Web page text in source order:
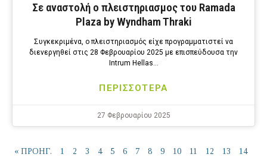
Σε αναστολή o πλειστηριασμος του Ramada
Plaza by Wyndham Thraki
Συγκεκριμένα, ο πλειστηριασμός είχε προγραμματιστεί να
διενεργηθεί στις 28 Φεβρουαρίου 2025 με επισπεύδουσα την
Intrum Hellas…
ΠΕΡΙΣΣΟΤΕΡΑ
27 Φεβρουαρίου 2025
« ΠΡΟΗΓ. 1 2 3 4 5 6 7 8 9 10 11 12 13
14